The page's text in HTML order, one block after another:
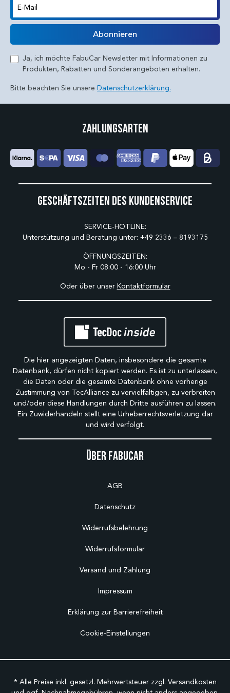
E-Mail
Abonnieren
Ja, ich möchte FabuCar Newsletter mit Informationen zu
Produkten, Rabatten und Sonderangeboten erhalten.
Bitte beachten Sie unsere Datenschutzerklärung.
Über Fabucar
AGB
Datenschutz
Widerrufsbelehrung
Widerrufsformular
Versand und Zahlung
Impressum
Erklärung zur Barrierefreiheit
Cookie-Einstellungen
Geschäftszeiten des Kundenservice
SERVICE-HOTLINE:
Unterstützung und Beratung unter: +49 2336 – 8193175
ÖFFNUNGSZEITEN:
Mo - Fr 08:00 - 16:00 Uhr
Oder über unser Kontaktformular
Zahlungsarten
Die hier angezeigten Daten, insbesondere die gesamte
Datenbank, dürfen nicht kopiert werden. Es ist zu unterlassen,
die Daten oder die gesamte Datenbank ohne vorherige
Zustimmung von TecAlliance zu vervielfältigen, zu verbreiten
und/oder diese Handlungen durch Dritte ausführen zu lassen.
Ein Zuwiderhandeln stellt eine Urheberrechtsverletzung dar
und wird verfolgt.
* Alle Preise inkl. gesetzl. Mehrwertsteuer zzgl. Versandkosten